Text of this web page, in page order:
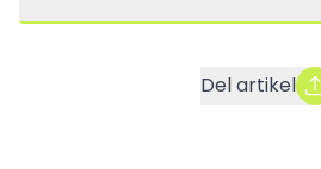
Del artikel